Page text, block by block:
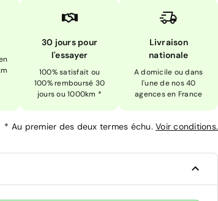
30 jours pour
l'essayer
100% satisfait ou
100% remboursé 30
jours ou 1000km *
Livraison
nationale
A domicile ou dans
l'une de nos 40
agences en France
* Au premier des deux termes échu. Voir conditions.